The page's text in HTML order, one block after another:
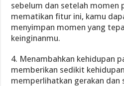
sebelum dan setelah momen
mematikan fitur ini, kamu
menyimpan momen yang
keinginanmu.
4. Menambahkan kehidupan
memberikan sedikit
memperlihatkan gerakan dan